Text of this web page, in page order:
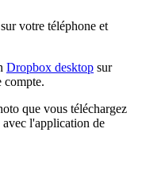
sur votre téléphone et
Dropbox desktop sur
compte.
que vous téléchargez
l'application de